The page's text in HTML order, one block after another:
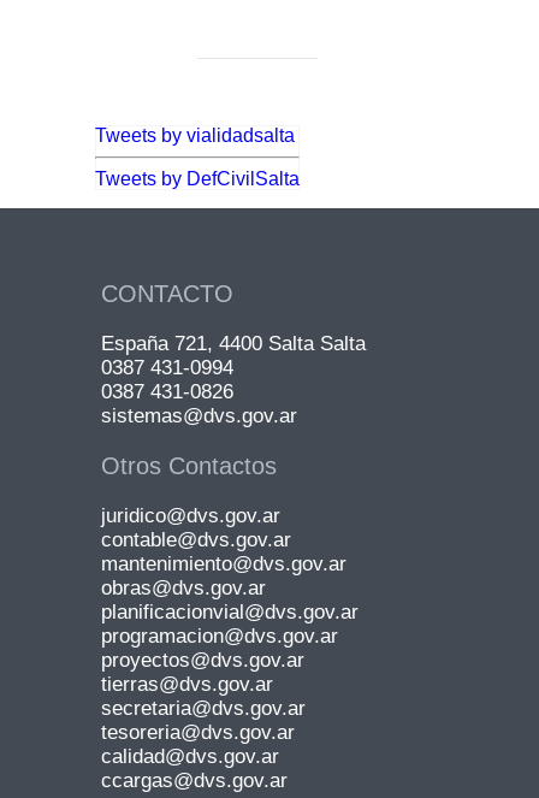
Tweets by vialidadsalta
Tweets by DefCivilSalta
CONTACTO
España 721, 4400 Salta Salta
0387 431-0994
0387 431-0826
sistemas@dvs.gov.ar
Otros Contactos
juridico@dvs.gov.ar
contable@dvs.gov.ar
mantenimiento@dvs.gov.ar
obras@dvs.gov.ar
planificacionvial@dvs.gov.ar
programacion@dvs.gov.ar
proyectos@dvs.gov.ar
tierras@dvs.gov.ar
secretaria@dvs.gov.ar
tesoreria@dvs.gov.ar
calidad@dvs.gov.ar
ccargas@dvs.gov.ar